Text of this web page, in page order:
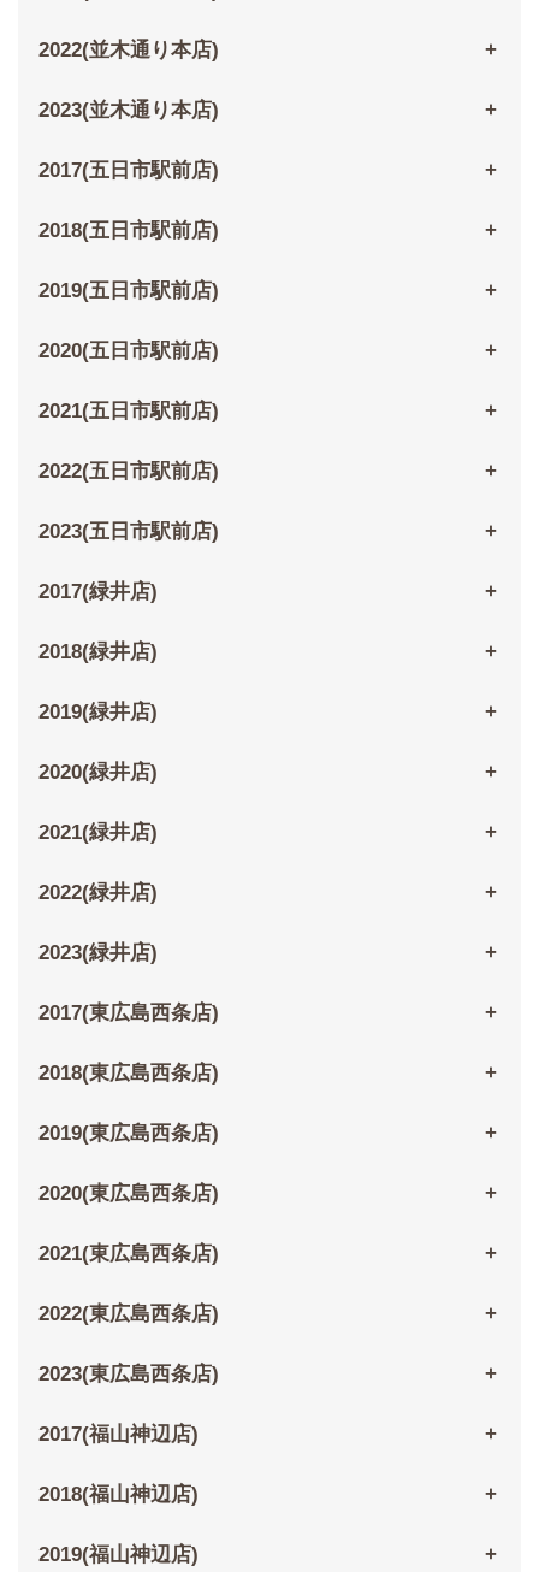
2022(並木通り本店)
2023(並木通り本店)
2017(五日市駅前店)
2018(五日市駅前店)
2019(五日市駅前店)
2020(五日市駅前店)
2021(五日市駅前店)
2022(五日市駅前店)
2023(五日市駅前店)
2017(緑井店)
2018(緑井店)
2019(緑井店)
2020(緑井店)
2021(緑井店)
2022(緑井店)
2023(緑井店)
2017(東広島西条店)
2018(東広島西条店)
2019(東広島西条店)
2020(東広島西条店)
2021(東広島西条店)
2022(東広島西条店)
2023(東広島西条店)
2017(福山神辺店)
2018(福山神辺店)
2019(福山神辺店)